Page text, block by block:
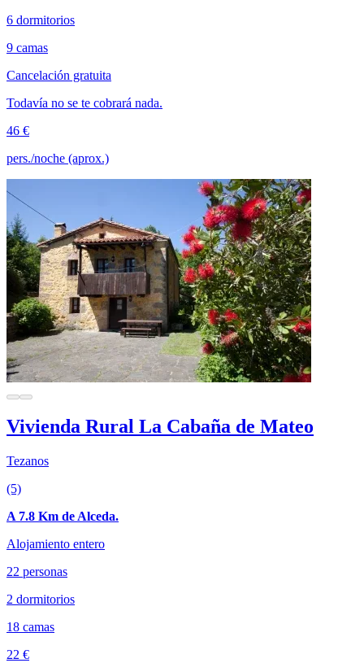
6 dormitorios
9 camas
Cancelación gratuita
Todavía no se te cobrará nada.
46 €
pers./noche (aprox.)
Vivienda Rural La Cabaña de Mateo
Tezanos
(5)
A 7.8 Km de Alceda.
Alojamiento entero
22 personas
2 dormitorios
18 camas
22 €